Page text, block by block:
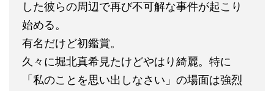
した彼らの周辺で再び不可解な事件が起こり
始める。
有名だけど初鑑賞。
久々に堀北真希見たけどやはり綺麗。特に
「私のことを思い出しなさい」の場面は強烈